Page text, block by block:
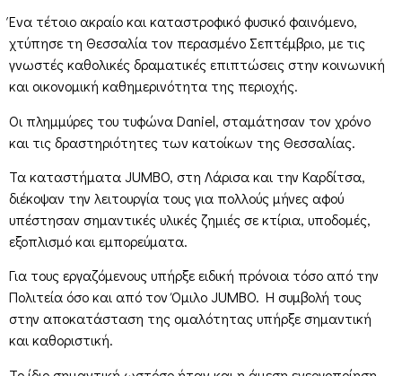
Ένα τέτοιο ακραίο και καταστροφικό φυσικό φαινόμενο,
χτύπησε τη Θεσσαλία τον περασμένο Σεπτέμβριο, με τις
γνωστές καθολικές δραματικές επιπτώσεις στην κοινωνική
και οικονομική καθημερινότητα της περιοχής.
Οι πλημμύρες του τυφώνα Daniel, σταμάτησαν τον χρόνο
και τις δραστηριότητες των κατοίκων της Θεσσαλίας.
Τα καταστήματα JUMBO, στη Λάρισα και την Καρδίτσα,
διέκοψαν την λειτουργία τους για πολλούς μήνες αφού
υπέστησαν σημαντικές υλικές ζημιές σε κτίρια, υποδομές,
εξοπλισμό και εμπορεύματα.
Για τους εργαζόμενους υπήρξε ειδική πρόνοια τόσο από την
Πολιτεία όσο και από τον Όμιλο JUMBO. H συμβολή τους
στην αποκατάσταση της ομαλότητας υπήρξε σημαντική
και καθοριστική.